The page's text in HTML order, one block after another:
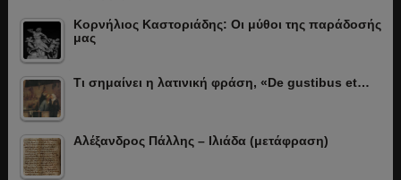
Κορνήλιος Καστοριάδης: Οι μύθοι της παράδοσής
μας
Τι σημαίνει η λατινική φράση, «De gustibus et…
Αλέξανδρος Πάλλης – Ιλιάδα (μετάφραση)